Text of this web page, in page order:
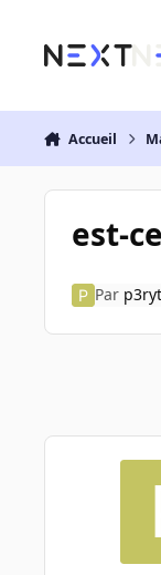
Accueil
est-
Par